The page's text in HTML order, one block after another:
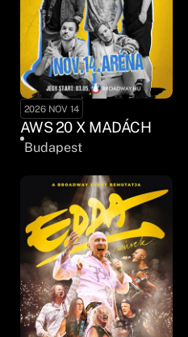
2026 NOV 14
AWS 20 X MADÁCH
Budapest